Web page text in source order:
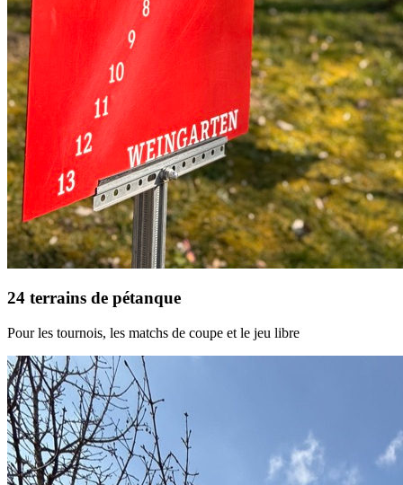
24 terrains de pétanque
Pour les tournois, les matchs de coupe et le jeu libre